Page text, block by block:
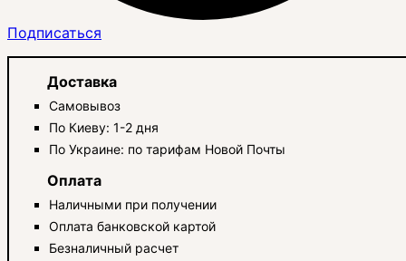
Подписаться
Доставка
Самовывоз
По Киеву: 1-2 дня
По Украине: по тарифам Новой Почты
Оплата
Наличными при получении
Оплата банковской картой
Безналичный расчет